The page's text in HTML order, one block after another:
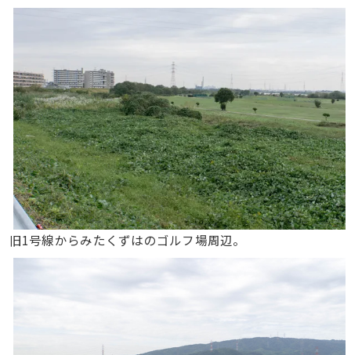
旧1号線からみたくずはのゴルフ場周辺。